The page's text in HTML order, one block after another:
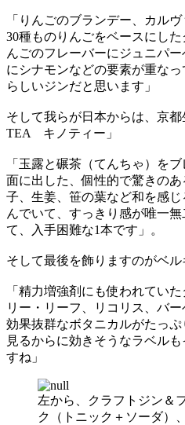
「りんごのブランデー、カル
30種ものりんごをベースにし
んごのフレーバーにジュニパ
にシナモンなどの要素が重な
らしいジンだと思います」
そして我らが日本からは、京
TEA キノティー」
「玉露と碾茶（てんちゃ）を
面に出した、個性的で驚きの
子、生姜、笹の葉など和を感
んでいて、すっきり感が唯一
て、入手困難な1本です」。
そして最後を飾りますのがベル
「精力増強剤にも使われてい
リー・リーフ、リコリス、バ
効果抜群なボタニカルがたっぷ
見るからに効きそうなラベル
すね」
左から、クラフトジン＆
ク（トニック＋ソーダ）